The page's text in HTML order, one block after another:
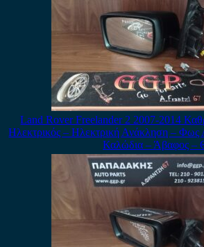
Land Rover Freelander 2 2007-2014
Ηλεκτρικός – Ηλεκτρική Ανάκληση – Φως
Καλώδια – Άβαφος –